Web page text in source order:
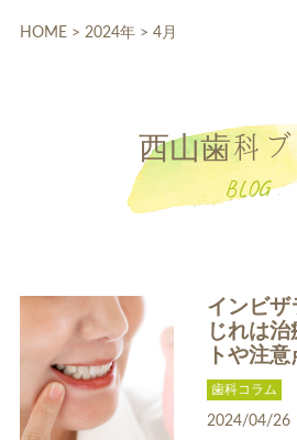
一般歯科
HOME > 2024年> 4月
西山歯科
BLOG
インビザ
じれは
トや注
歯科コラム
2024/04/26